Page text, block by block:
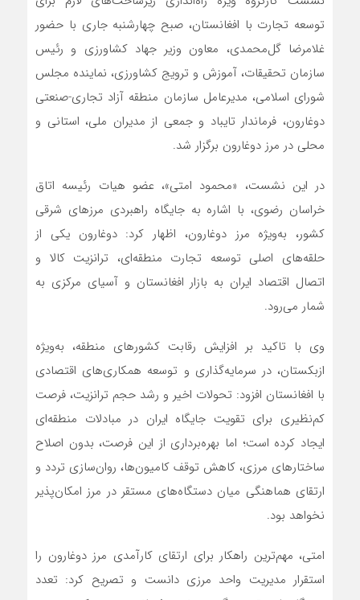
توسعه تجارت با افغانستان، صبح چهارشنبه جاری با حضور
غلامرضا گل‌محمدی، معاون وزیر جهاد کشاورزی و رئیس
سازمان تحقیقات، آموزش و ترویج کشاورزی، نماینده مجلس
شورای اسلامی، مدیرعامل سازمان منطقه آزاد تجاری-صنعتی
دوغارون، فرماندار تایباد و جمعی از مدیران ملی، استانی و
محلی در مرز دوغارون برگزار شد.
در این نشست، «محمود امتی»، عضو هیات رئیسه اتاق
خراسان رضوی، با اشاره به جایگاه راهبردی مرزهای شرقی
کشور، به‌ویژه مرز دوغارون، اظهار کرد: دوغارون یکی از
حلقه‌های اصلی توسعه تجارت منطقه‌ای، ترانزیت کالا و
اتصال اقتصاد ایران به بازار افغانستان و آسیای مرکزی به
شمار می‌رود.
وی با تاکید بر افزایش رقابت کشورهای منطقه، به‌ویژه
ازبکستان، در سرمایه‌گذاری و توسعه همکاری‌های اقتصادی
با افغانستان افزود: تحولات اخیر و رشد حجم ترانزیت، فرصت
کم‌نظیری برای تقویت جایگاه ایران در مبادلات منطقه‌ای
ایجاد کرده است؛ اما بهره‌برداری از این فرصت، بدون اصلاح
ساختارهای مرزی، کاهش توقف کامیون‌ها، روان‌سازی تردد و
ارتقای هماهنگی میان دستگاه‌های مستقر در مرز امکان‌پذیر
نخواهد بود.
امتی، مهم‌ترین راهکار برای ارتقای کارآمدی مرز دوغارون را
استقرار مدیریت واحد مرزی دانست و تصریح کرد: تعدد